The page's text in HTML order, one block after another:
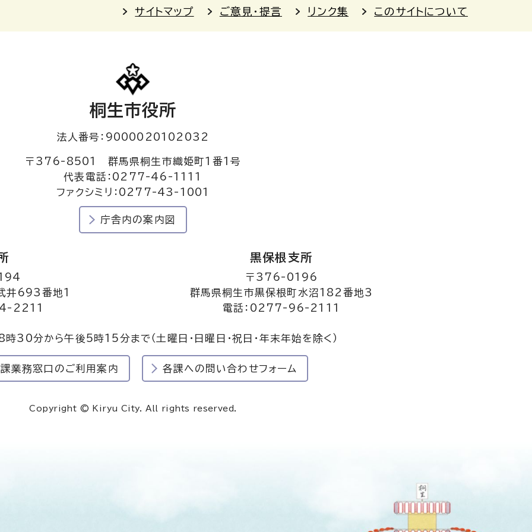
サイトマップ ご意見・提言 リンク集 このサイトについて
桐生市役所
法人番号：9000020102032
〒376-8501 群馬県桐生市織姫町1番1号
代表電話：0277-46-1111
ファクシミリ：0277-43-1001
庁舎内の案内図
井693番地1
2211
黒保根支所
〒376-0196
群馬県桐生市黒保根町水沼182番地3
電話：0277-96-2111
8時30分から午後5時15分まで（土曜日・日曜日・祝日・年末年始を除く）
業務窓口のご利用案内 各課への問い合わせフォーム
Copyright © Kiryu City. All rights reserved.